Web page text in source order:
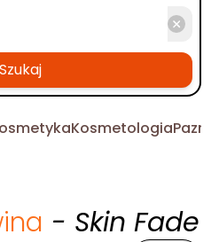
Szukaj
Kosmetologia
- Skin Fade